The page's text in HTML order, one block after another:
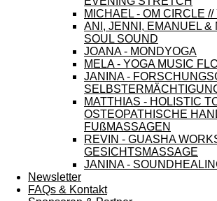
MICHAEL - OM CIRCLE
ANI, JENNI, EMANUEL &
SOUL SOUND
JOANA - MONDYOGA
MELA - YOGA MUSIC
JANINA -
MATTHIAS - HOLISTIC
OSTEOPATHISCHE
FUßMASSAGEN
REVIN - GUASHA
GESICHTSMASSAGE
JANINA -
Newsletter
FAQs & Kontakt